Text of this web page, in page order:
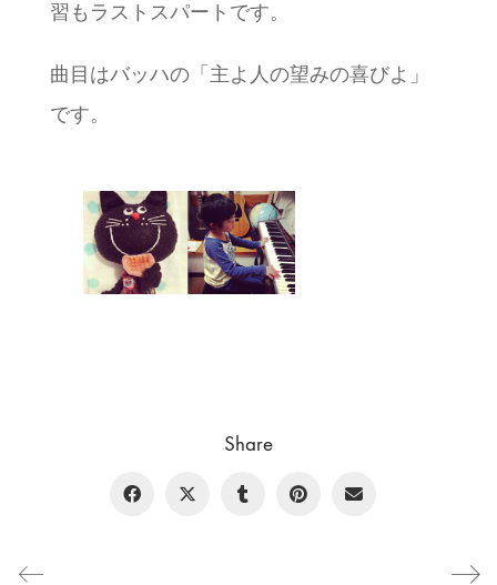
習もラストスパートです。
曲目はバッハの「主よ人の望みの喜びよ」
です。
Share